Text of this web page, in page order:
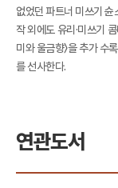
없었던 파트너 미쓰기 슌
작 외에도 유리·미쓰기
미와 울금향〉을 추가 수
를 선사한다.
연관도서